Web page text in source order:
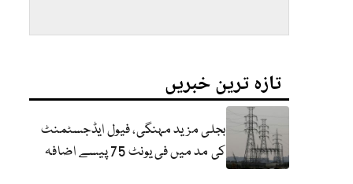
تازہ ترین خبریں
بجلی مزید مہنگی، فیول ایڈجسٹمنٹ
کی مد میں فی یونٹ 75 پیسے اضافہ